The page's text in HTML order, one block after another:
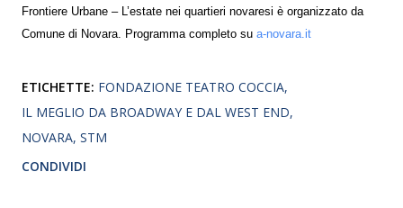
Frontiere Urbane – L’estate nei quartieri novaresi è organizzato da
Comune di Novara. Programma completo su a-novara.it
ETICHETTE: FONDAZIONE TEATRO COCCIA
IL MEGLIO DA BROADWAY E DAL WEST END
NOVARA STM
CONDIVIDI